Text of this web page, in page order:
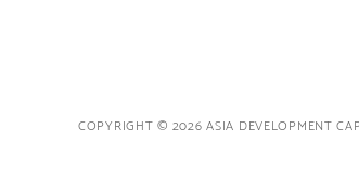
COPYRIGHT © 2026 ASIA DEVELOPMENT